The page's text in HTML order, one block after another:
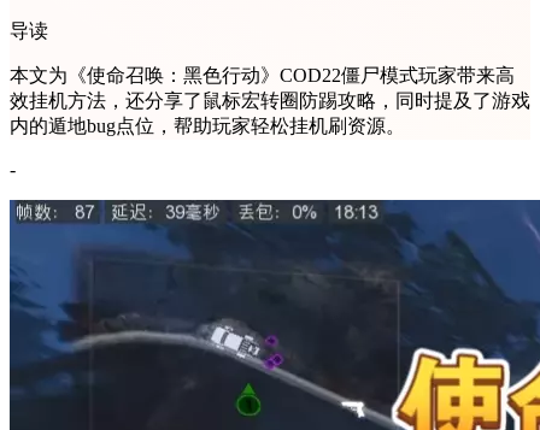
导读
本文为《使命召唤：黑色行动》COD22僵尸模式玩家带来高
效挂机方法，还分享了鼠标宏转圈防踢攻略，同时提及了游戏
内的遁地bug点位，帮助玩家轻松挂机刷资源。
-